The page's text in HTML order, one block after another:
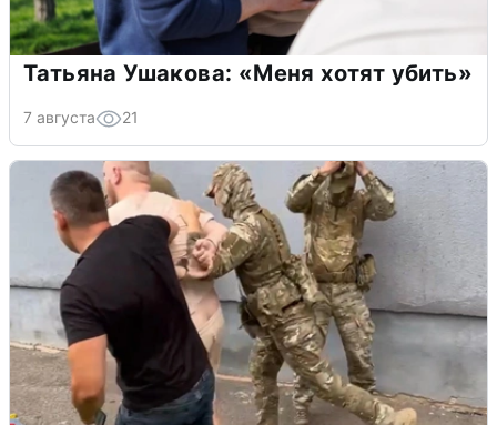
Татьяна Ушакова: «Меня хотят убить»
7 августа 21